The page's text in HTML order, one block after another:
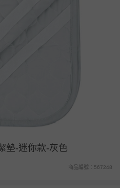
墊-迷你款-灰色
商品編號：567248